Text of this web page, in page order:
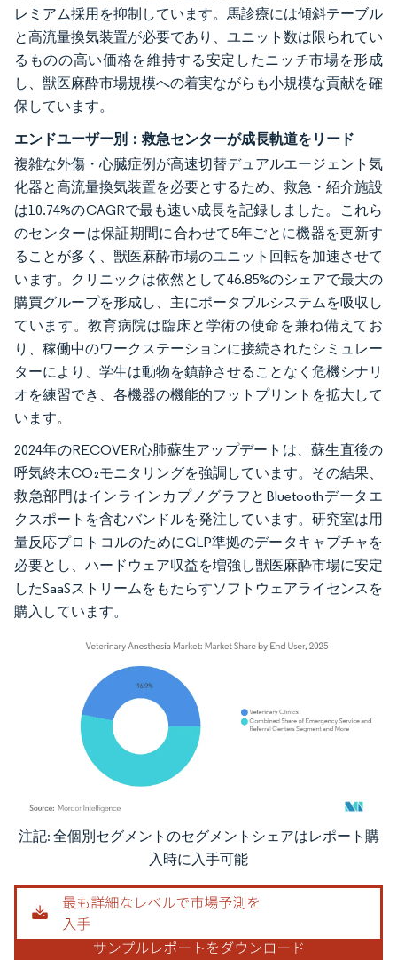
レミアム採用を抑制しています。馬診療には傾斜テーブル
と高流量換気装置が必要であり、ユニット数は限られてい
るものの高い価格を維持する安定したニッチ市場を形成
し、獣医麻酔市場規模への着実ながらも小規模な貢献を確
保しています。
エンドユーザー別：救急センターが成長軌道をリード
複雑な外傷・心臓症例が高速切替デュアルエージェント気
化器と高流量換気装置を必要とするため、救急・紹介施設
は10.74%のCAGRで最も速い成長を記録しました。これら
のセンターは保証期間に合わせて5年ごとに機器を更新す
ることが多く、獣医麻酔市場のユニット回転を加速させて
います。クリニックは依然として46.85%のシェアで最大の
購買グループを形成し、主にポータブルシステムを吸収し
ています。教育病院は臨床と学術の使命を兼ね備えてお
り、稼働中のワークステーションに接続されたシミュレー
ターにより、学生は動物を鎮静させることなく危機シナリ
オを練習でき、各機器の機能的フットプリントを拡大して
います。
2024年のRECOVER心肺蘇生アップデートは、蘇生直後の
呼気終末CO₂モニタリングを強調しています。その結果、
救急部門はインラインカプノグラフとBluetoothデータエ
クスポートを含むバンドルを発注しています。研究室は用
量反応プロトコルのためにGLP準拠のデータキャプチャを
必要とし、ハードウェア収益を増強し獣医麻酔市場に安定
したSaaSストリームをもたらすソフトウェアライセンスを
購入しています。
画像 © Mordor Intelligence。再利用にはCC BY 4.0の表示が必要です。
注記: 全個別セグメントのセグメントシェアはレポート購
入時に入手可能